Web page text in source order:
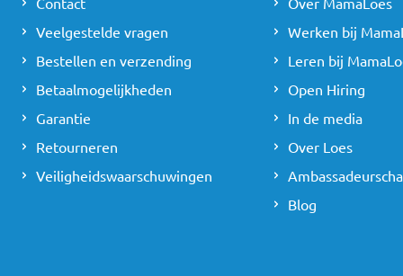
Veelgestelde vragen
Bestellen en verzending
Betaalmogelijkheden
Garantie
Retourneren
Veiligheidswaarschuwingen
Werken bij
Leren bij
Open Hiring
In de media
Over Loes
Blog